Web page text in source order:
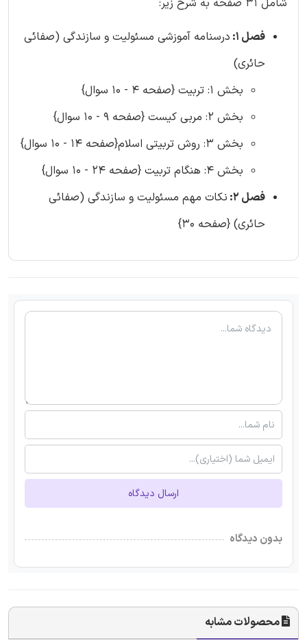
شامل 31 صفحه به شرح زیر:
فصل 1:
درسنامه آموزشی مسئولیت و سازندگی (صفائی
حائری)
بخش 1: تربیت {صفحه 4 - 10 سوال}
بخش 2: مربی کیست {صفحه 9 - 10 سوال}
بخش 3: روش تربیتی اسلام{صفحه 14 - 10 سوال}
بخش 4: هنگام تربیت {صفحه 24 - 10 سوال}
فصل 2:
نکات مهم مسئولیت و سازندگی (صفائی
حائری) {صفحه 30}
ارسال دیدگاه
بدون دیدگاه
محصولات مشابه